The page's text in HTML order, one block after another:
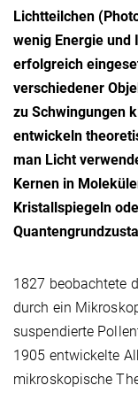
Lichtteilchen
wenig Energie und
erfolgreich
verschiedener
zu Schwingungen
entwickeln
man Licht
Kernen in
Kristallspiegeln
1827 beobachtete
durch ein
suspendierte
1905 entwickelte
mikroskopische